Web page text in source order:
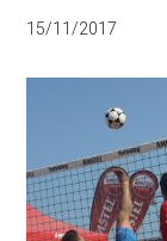
15/11/2017